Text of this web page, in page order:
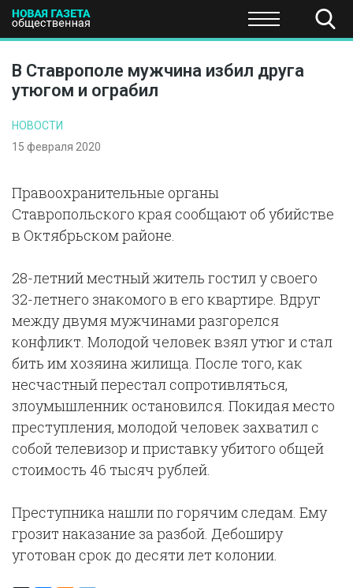
ПОЛИТИКА ЭКОНОМИКА НАУКА И
В Ставрополе мужчина избил друга
утюгом и ограбил
НОВОСТИ
15 февраля 2020
Правоохранительные органы
Ставропольского края сообщают об убийстве
в Октябрьском районе.
28-летний местный житель гостил у своего
32-летнего знакомого в его квартире. Вдруг
между двумя мужчинами разгорелся
конфликт. Молодой человек взял утюг и стал
бить им хозяина жилища. После того, как
несчастный перестал сопротивляться,
злоумышленник остановился. Покидая место
преступления, молодой человек захватил с
собой телевизор и приставку убитого общей
стоимость 46 тысяч рублей.
Преступника нашли по горячим следам. Ему
грозит наказание за разбой. Дебоширу
уготован срок до десяти лет колонии.